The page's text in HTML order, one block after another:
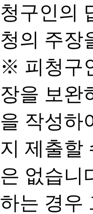
청구인의
청의 주장
※ 피청구
장을 보완
을 작성하
지 제출할
은 없습니
하는 경우